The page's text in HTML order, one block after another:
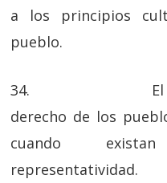
a los principios
pueblo.
34. El Estado
derecho de los
cuando
representatividad.